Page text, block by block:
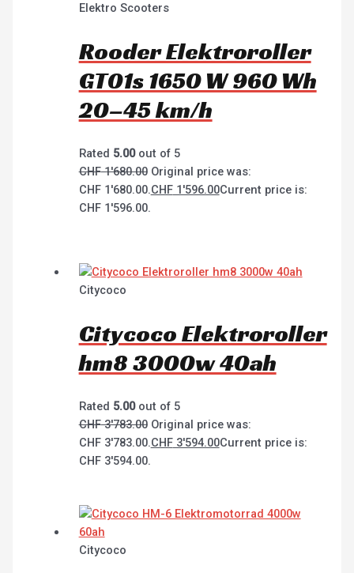
Elektro Scooters
Rooder Elektroroller
GT01s 1650 W 960 Wh
20–45 km/h
Rated 5.00out of 5
CHF1'680.00 Original price was:
CHF 1'680.00.CHF1'596.00Current price is:
CHF 1'596.00.
Citycoco
Citycoco Elektroroller
hm8 3000w 40ah
Rated 5.00out of 5
CHF3'783.00 Original price was:
CHF 3'783.00.CHF3'594.00Current price is:
CHF 3'594.00.
Citycoco